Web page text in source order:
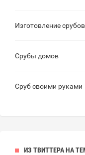
Изготовление срубов
Срубы домов
Сруб своими руками
ИЗ ТВИТТЕРА НА